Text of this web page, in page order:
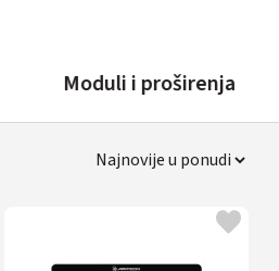
Moduli i proširenja